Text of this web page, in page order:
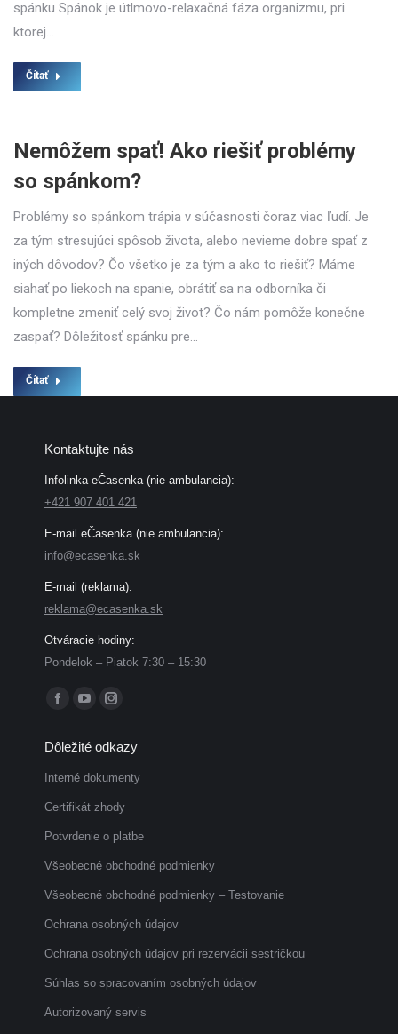
spánku Spánok je útlmovo-relaxačná fáza organizmu, pri
ktorej…
Čítať
Nemôžem spať! Ako riešiť problémy
so spánkom?
Problémy so spánkom trápia v súčasnosti čoraz viac ľudí. Je
za tým stresujúci spôsob života, alebo nevieme dobre spať z
iných dôvodov? Čo všetko je za tým a ako to riešiť? Máme
siahať po liekoch na spanie, obrátiť sa na odborníka či
kompletne zmeniť celý svoj život? Čo nám pomôže konečne
zaspať? Dôležitosť spánku pre…
Čítať
Kontaktujte nás
Infolinka eČasenka (nie ambulancia):
+421 907 401 421
E-mail eČasenka (nie ambulancia):
info@ecasenka.sk
E-mail (reklama):
reklama@ecasenka.sk
Otváracie hodiny:
Pondelok – Piatok 7:30 – 15:30
Find us on:
Facebook
opens
in
new
YouTube
opens
in
new
Instagram
opens
in
new
Dôležité odkazy
Interné dokumenty
Certifikát zhody
Potvrdenie o platbe
Všeobecné obchodné podmienky
Všeobecné obchodné podmienky – Testovanie
Ochrana osobných údajov
Ochrana osobných údajov pri rezervácii sestričkou
Súhlas so spracovaním osobných údajov
Autorizovaný servis